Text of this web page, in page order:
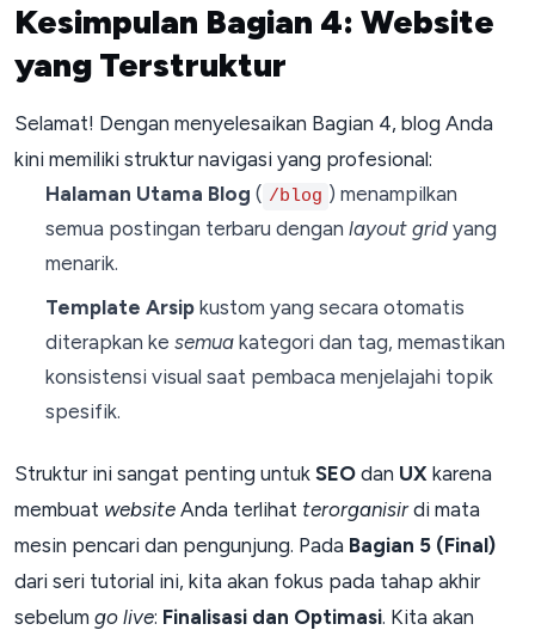
Kesimpulan Bagian 4: Website
yang Terstruktur
Selamat! Dengan menyelesaikan Bagian 4, blog Anda
kini memiliki struktur navigasi yang profesional:
Halaman Utama Blog ( /blog ) menampilkan
semua postingan terbaru dengan layout gridyang
menarik.
Template Arsipkustom yang secara otomatis
diterapkan ke semuakategori dan tag, memastikan
konsistensi visual saat pembaca menjelajahi topik
spesifik.
Struktur ini sangat penting untuk SEO dan UX karena
membuat website Anda terlihat terorganisirdi mata
mesin pencari dan pengunjung. Pada Bagian 5 (Final)
dari seri tutorial ini, kita akan fokus pada tahap akhir
sebelum go live: Finalisasi dan Optimasi. Kita akan